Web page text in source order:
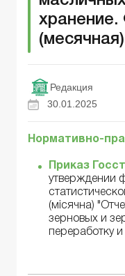
(месячная)
Редакция
30.01.2025
Нормативно-
Приказ
утверждении
(місячна)
зерновых и
переработку